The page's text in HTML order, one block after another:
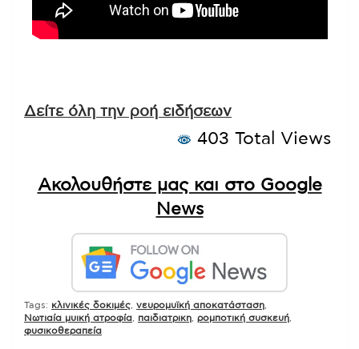
Δείτε όλη την ροή ειδήσεων
403 Total Views
Ακολουθήστε μας και στο Google
News
Tags: κλινικές δοκιμές νευρομυϊκή αποκατάσταση
Νωτιαία μυική ατροφία
παιδιατρικη ρομποτική συσκευή
φυσικοθεραπεία